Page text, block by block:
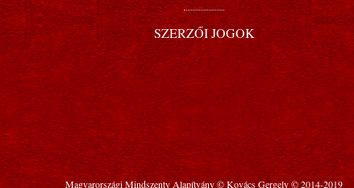
SZERZŐI JOGOK
Magyarországi Mindszenty Alapítvány © Kovács Gergely © 2014-2019